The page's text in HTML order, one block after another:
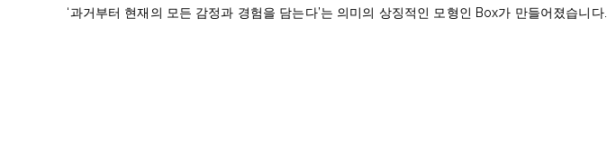
‘과거부터 현재의 모든 감정과 경험을 담는다’는 의미의 상징적인 모형인 Box가 만들어졌습니다.